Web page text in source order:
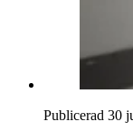
Publicerad 30